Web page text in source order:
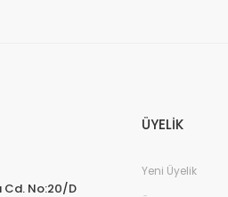
Cd. No:20/D
ÜYELİK
Yeni Üyelik